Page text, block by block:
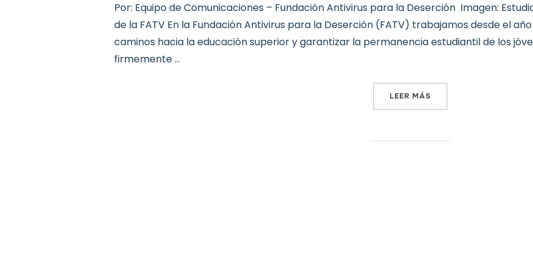
Por: Equipo de Comunicaciones – Fundación Antivirus para la Deserción Imagen:
de la FATV En la Fundación Antivirus para la Deserción (FATV) trabajamos desde el
caminos hacia la educación superior y garantizar la permanencia estudiantil de los
firmemente …
LEER MÁS